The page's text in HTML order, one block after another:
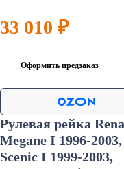
33 010 ₽
Оформить предзаказ
Рулевая рейка
Megane I 1996-2003,
Scenic I 1999-2003,